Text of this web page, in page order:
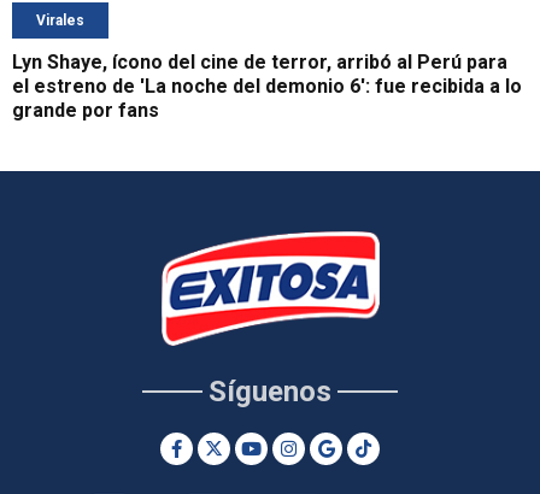
Virales
Lyn Shaye, ícono del cine de terror, arribó al Perú para
el estreno de 'La noche del demonio 6': fue recibida a lo
grande por fans
Síguenos